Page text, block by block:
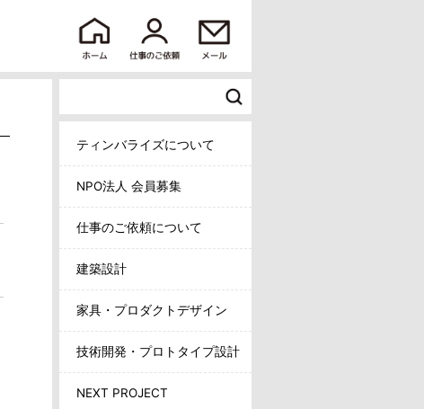
ティンバライズについて
NPO法人 会員募集
仕事のご依頼について
建築設計
家具・プロダクトデザイン
技術開発・プロトタイプ設計
NEXT PROJECT